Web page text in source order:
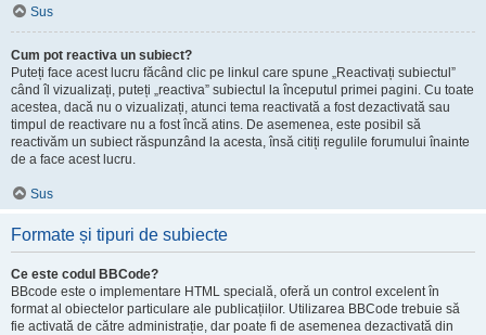
Sus
Cum pot reactiva un subiect?
Puteți face acest lucru făcând clic pe linkul care spune „Reactivați subiectul”
când îl vizualizați, puteți „reactiva” subiectul la începutul primei pagini. Cu toate
acestea, dacă nu o vizualizați, atunci tema reactivată a fost dezactivată sau
timpul de reactivare nu a fost încă atins. De asemenea, este posibil să
reactivăm un subiect răspunzând la acesta, însă citiți regulile forumului înainte
de a face acest lucru.
Sus
Formate și tipuri de subiecte
Ce este codul BBCode?
BBcode este o implementare HTML specială, oferă un control excelent în
format al obiectelor particulare ale publicațiilor. Utilizarea BBCode trebuie să
fie activată de către administrație, dar poate fi de asemenea dezactivată din